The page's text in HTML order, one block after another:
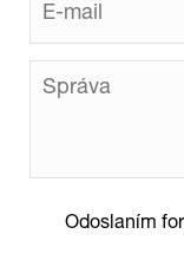
Odoslaním